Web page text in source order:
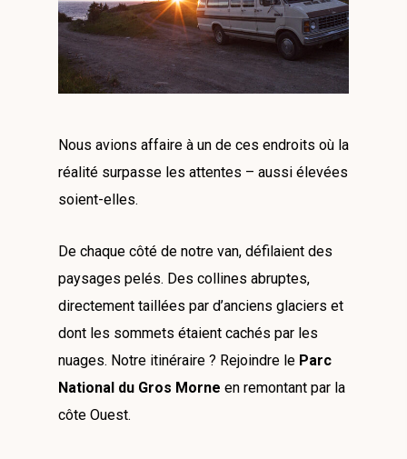
Nous avions affaire à un de ces endroits où la
réalité surpasse les attentes – aussi élevées
soient-elles.
De chaque côté de notre van, défilaient des
paysages pelés. Des collines abruptes,
directement taillées par d’anciens glaciers et
dont les sommets étaient cachés par les
nuages. Notre itinéraire ? Rejoindre le Parc
National du Gros Morne en remontant par la
côte Ouest.